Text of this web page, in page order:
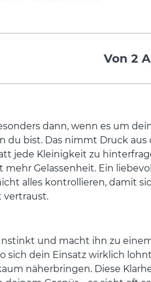
Von 2
dann, wenn es um
du bist. Das nimmt Druck
jede Kleinigkeit zu
Gelassenheit. Ein
alles kontrollieren, damit
vertraust.
und macht ihn zu
sich dein Einsatz wirklich
näherbringen. Diese